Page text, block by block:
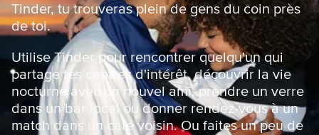
Tinder, tu trouveras plein de gens du coin près
de toi.
Utilise Tinder pour rencontrer quelqu'un qui
partage tes centres d'intérêt, découvrir la vie
nocturne avec un nouvel ami, prendre un verre
dans un bar local ou donner rendez-vous à un
match dans un café voisin. Ou faites un peu de